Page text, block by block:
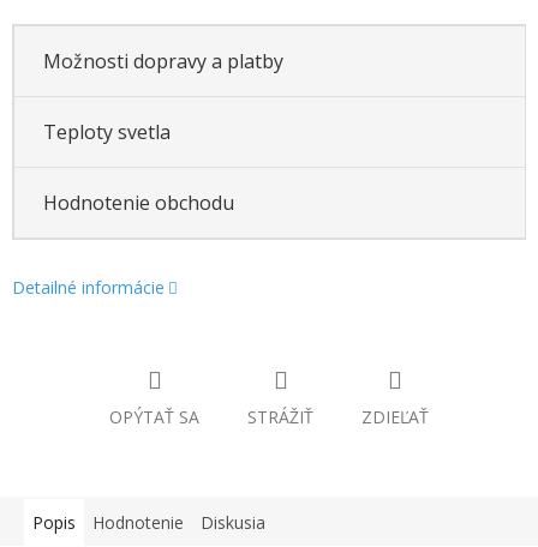
Možnosti dopravy a platby
Teploty svetla
Hodnotenie obchodu
Detailné informácie
OPÝTAŤ SA STRÁŽIŤ ZDIEĽAŤ
Popis Hodnotenie Diskusia